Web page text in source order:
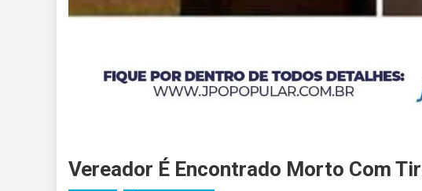
Vereador É Encontrado Morto Com